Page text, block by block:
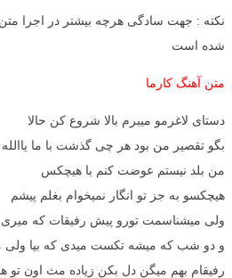
نکته : جهت سادگی هرچه بیشتر در اجرا متن
شده است
متن آهنگ کارما
دستای لاغرمو میبرم بالا شروع کن حالا
بگو تقصیر من بود هر چی گذشت با ما یاالله
من بلد نیستم عوضت کنم با هیچکس
هیچکسو به جز تو انگار نمیخوام بغلم پیشم
ولی میشناسمت تورو پیش رفیقات که
و دو شب که میشه تکست میدی که بیا ولی
رفیقام بهم میگن دل بکن زیاده مث اون تو